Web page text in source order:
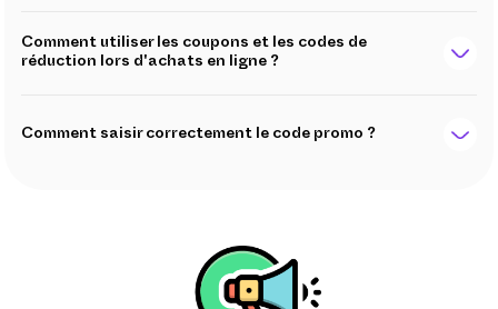
Comment utiliser les coupons et les codes de
réduction lors d'achats en ligne ?
Comment saisir correctement le code promo ?